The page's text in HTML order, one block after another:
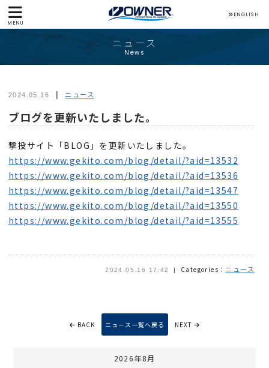
MENU
ENGLISH
ニュース
News
2024.05.16 ニュース
ブログを更新いたしました。
撃投サイト「BLOG」を更新いたしました。
https://www.gekito.com/blog/detail/?aid=13532
https://www.gekito.com/blog/detail/?aid=13536
https://www.gekito.com/blog/detail/?aid=13547
https://www.gekito.com/blog/detail/?aid=13550
https://www.gekito.com/blog/detail/?aid=13555
2024.05.16 17:42 Categories： ニュース
BACK ニュース一覧へ戻る NEXT
2026年8月